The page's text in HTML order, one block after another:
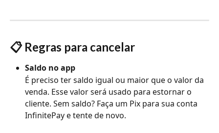
📋 Regras para cancelar
Saldo no app
É preciso ter saldo igual ou maior que o valor da
venda. Esse valor será usado para estornar o
cliente. Sem saldo? Faça um Pix para sua conta
InfinitePay e tente de novo.